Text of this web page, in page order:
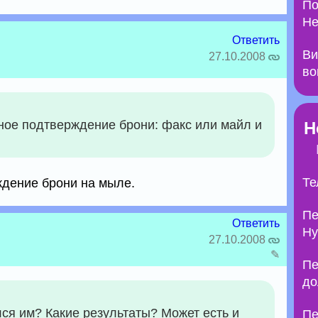
Ответить
27.10.2008
подтверждение брони: факс или майл и
брони на мыле.
Ответить
27.10.2008
✎
им? Какие результаты? Может есть и